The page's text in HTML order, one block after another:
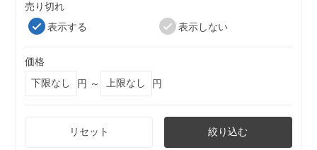
売り切れ
表示する
表示しない
価格
円 ～
円
リセット 絞り込む